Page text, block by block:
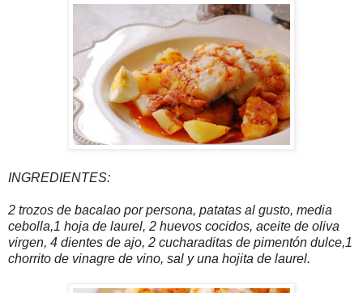
INGREDIENTES:
2 trozos de bacalao por persona, patatas al gusto, media
cebolla,1 hoja de laurel, 2 huevos cocidos, aceite de oliva
virgen, 4 dientes de ajo, 2 cucharaditas de pimentón dulce,1
chorrito de vinagre de vino, sal y una hojita de laurel.